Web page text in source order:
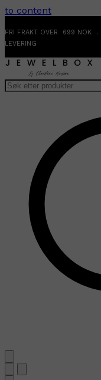
to content
FRI FRAKT OVER 699
LEVERING